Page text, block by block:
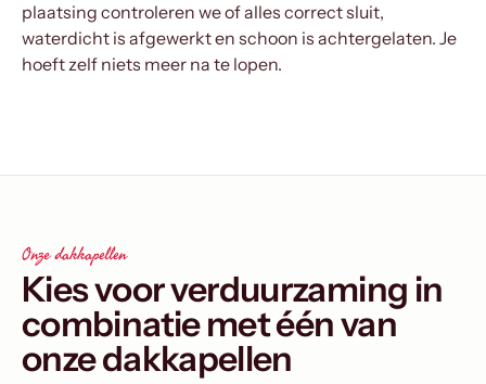
plaatsing controleren we of alles correct sluit,
waterdicht is afgewerkt en schoon is achtergelaten. Je
hoeft zelf niets meer na te lopen.
Onze dakkapellen
Kies voor verduurzaming in
combinatie met één van
onze dakkapellen